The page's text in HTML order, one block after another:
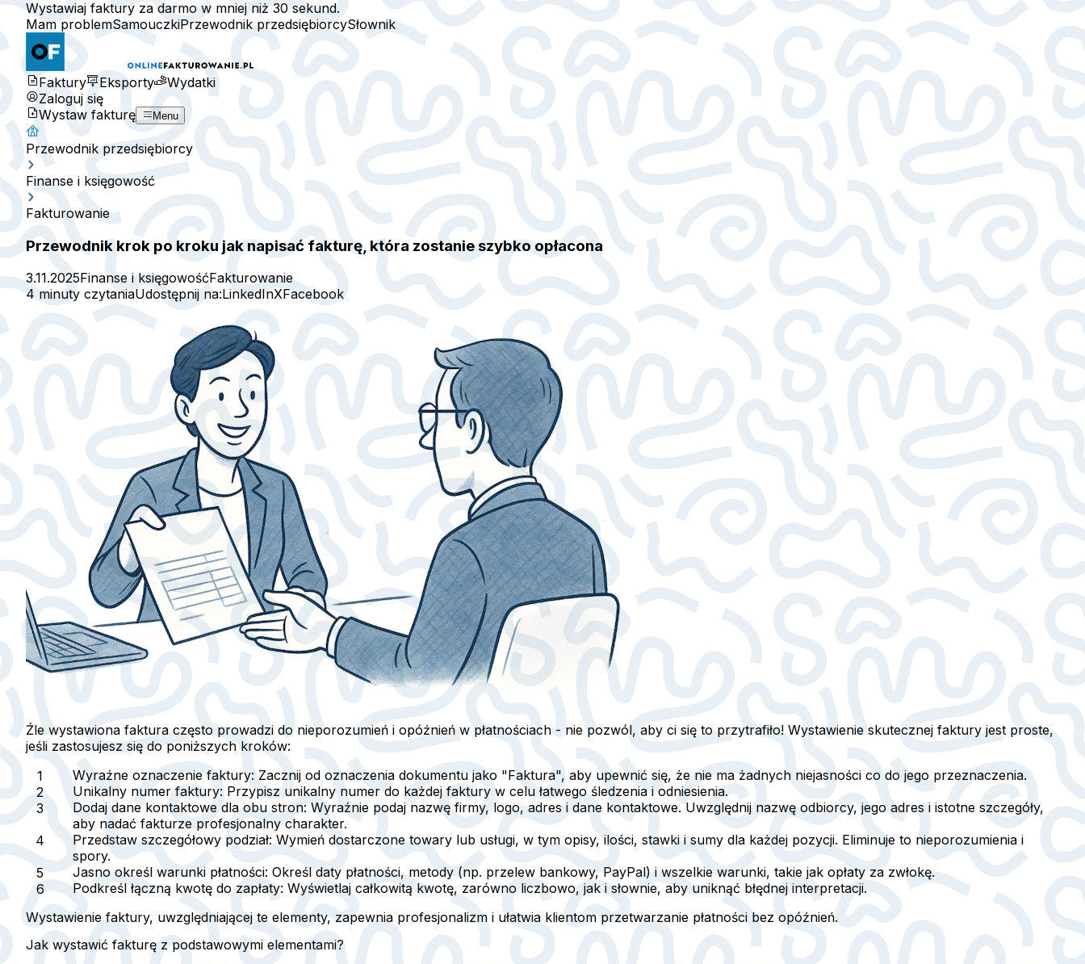
Wystawiaj faktury za darmo w mniej niż 30 sekund.
Mam problemSamouczkiPrzewodnik przedsiębiorcySłownik
Faktury Eksporty
Wydatki
Zaloguj się
Wystaw fakturę
Menu
Przewodnik przedsiębiorcy
Finanse i księgowość
Fakturowanie
Przewodnik krok po kroku jak napisać fakturę, która zostanie szybko opłacona
3.11.2025Finanse i księgowośćFakturowanie
4 minuty czytaniaUdostępnij na:LinkedInXFacebook
Źle wystawiona faktura często prowadzi do nieporozumień i opóźnień w płatnościach - nie pozwól, aby ci się to przytrafiło! Wystawienie skutecznej faktury jest proste,
jeśli zastosujesz się do poniższych kroków:
Wyraźne oznaczenie faktury: Zacznij od oznaczenia dokumentu jako "Faktura", aby upewnić się, że nie ma żadnych niejasności co do jego przeznaczenia.
Unikalny numer faktury: Przypisz unikalny numer do każdej faktury w celu łatwego śledzenia i odniesienia.
Dodaj dane kontaktowe dla obu stron: Wyraźnie podaj nazwę firmy, logo, adres i dane kontaktowe. Uwzględnij nazwę odbiorcy, jego adres i istotne szczegóły,
aby nadać fakturze profesjonalny charakter.
Przedstaw szczegółowy podział: Wymień dostarczone towary lub usługi, w tym opisy, ilości, stawki i sumy dla każdej pozycji. Eliminuje to nieporozumienia i
spory.
Jasno określ warunki płatności: Określ daty płatności, metody (np. przelew bankowy, PayPal) i wszelkie warunki, takie jak opłaty za zwłokę.
Podkreśl łączną kwotę do zapłaty: Wyświetlaj całkowitą kwotę, zarówno liczbowo, jak i słownie, aby uniknąć błędnej interpretacji.
Wystawienie faktury, uwzględniającej te elementy, zapewnia profesjonalizm i ułatwia klientom przetwarzanie płatności bez opóźnień.
Jak wystawić fakturę z podstawowymi elementami?